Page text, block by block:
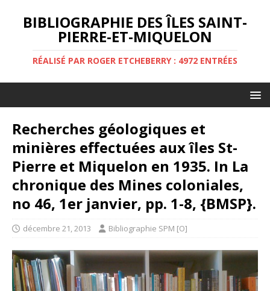
BIBLIOGRAPHIE DES ÎLES SAINT-
PIERRE-ET-MIQUELON
RÉALISÉ PAR ROGER ETCHEBERRY : 4972 ENTRÉES
Recherches géologiques et
minières effectuées aux îles St-
Pierre et Miquelon en 1935. In La
chronique des Mines coloniales,
no 46, 1er janvier, pp. 1-8, {BMSP}.
décembre 21, 2013 Bibliographie SPM [O]